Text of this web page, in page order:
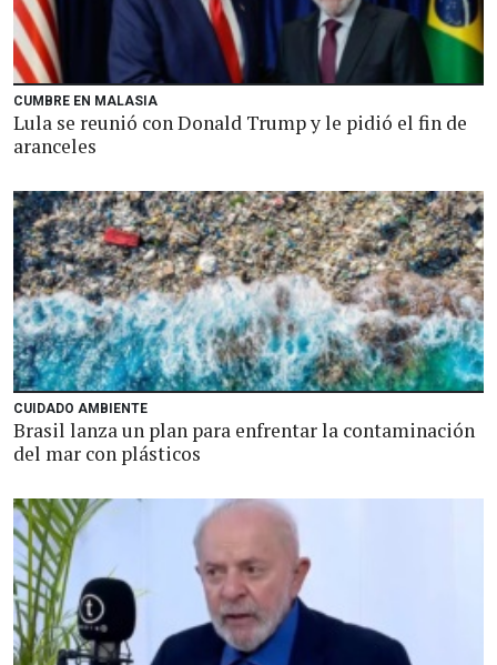
CUMBRE EN MALASIA
Lula se reunió con Donald Trump y le pidió el fin de
aranceles
CUIDADO AMBIENTE
Brasil lanza un plan para enfrentar la contaminación
del mar con plásticos